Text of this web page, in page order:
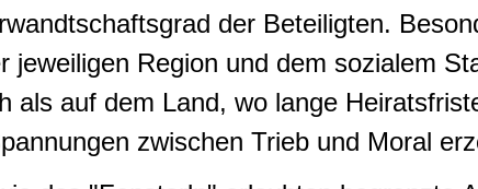
der Beteiligten.
jeweiligen Region und dem sozialem
als auf dem Land, wo lange
zwischen Trieb und Moral